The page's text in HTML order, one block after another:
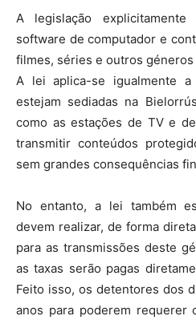
A legislação
software de computador e
filmes, séries e outros
A lei aplica-se igualmente
estejam sediadas na
como as estações de TV e
transmitir conteúdos
sem grandes consequências
No entanto, a lei também
devem realizar, de forma
para as transmissões deste
as taxas serão pagas
Feito isso, os detentores dos
anos para poderem requerer